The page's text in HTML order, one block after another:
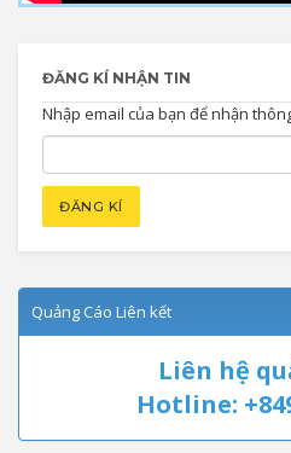
ĐĂNG KÍ NHẬN TIN
Nhập email của bạn để nhận
Quảng Cáo Liên kết
Liên hệ
Hotline: